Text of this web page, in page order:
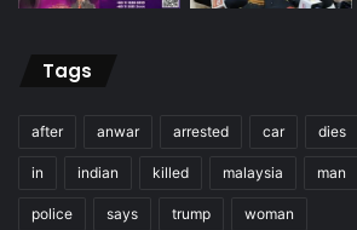
Tags
after anwar arrested car dies
in indian killed malaysia man
police says trump woman